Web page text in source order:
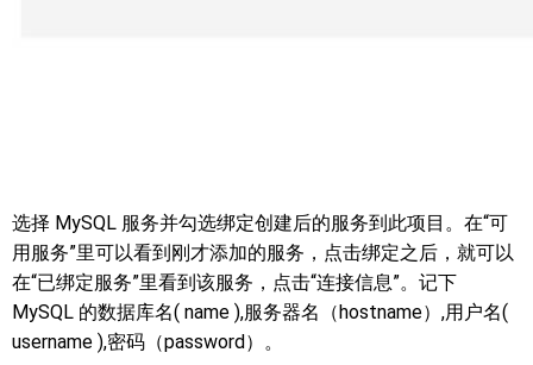
选择 MySQL 服务并勾选绑定创建后的服务到此项目。在“可
用服务”里可以看到刚才添加的服务，点击绑定之后，就可以
在“已绑定服务”里看到该服务，点击“连接信息”。记下
MySQL 的数据库名( name ),服务器名（hostname）,用户名(
username ),密码（password）。